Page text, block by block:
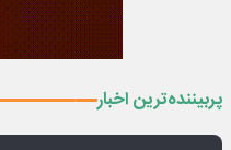
پربیننده‌ترین اخبار